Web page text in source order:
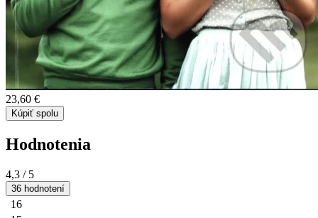
23,60 €
Kúpiť spolu
Hodnotenia
4,3 / 5
36 hodnotení
16